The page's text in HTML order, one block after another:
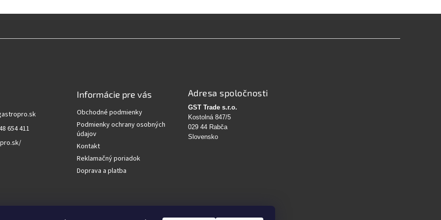
654 411
Informácie pre vás
Obchodné podmienky
Podmienky ochrany osobných
údajov
Kontakt
Reklamačný poriadok
Doprava a platba
Adresa spoločnosti
GST Trade s.r.o.
Kostolná 847/5
029 44 Rabča
Slovensko